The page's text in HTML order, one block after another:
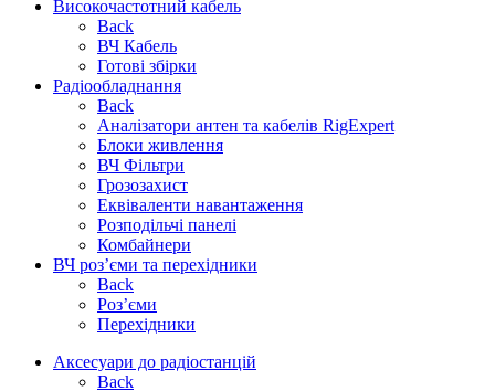
Високочастотний кабель
Back
ВЧ Кабель
Готові збірки
Радіообладнання
Back
Аналізатори антен та кабелів RigExpert
Блоки живлення
ВЧ Фільтри
Грозозахист
Еквіваленти навантаження
Розподільчі панелі
Комбайнери
ВЧ роз’єми та перехідники
Back
Роз’єми
Перехідники
Аксесуари до радіостанцій
Back